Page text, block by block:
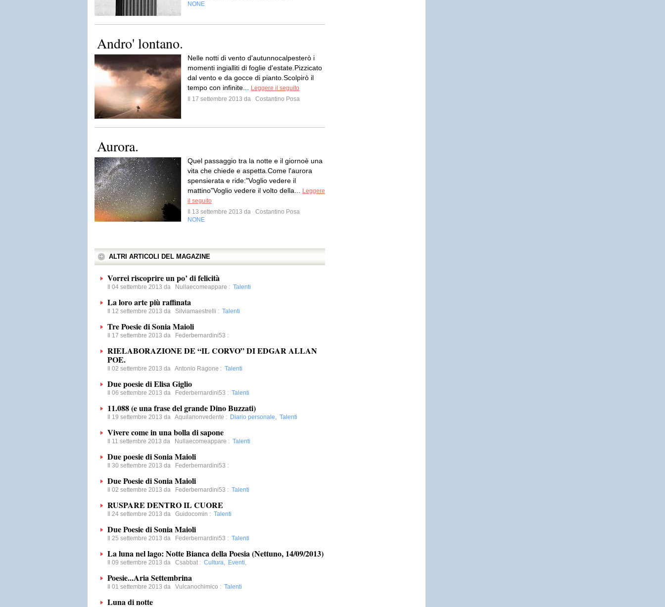
NONE
Andro' lontano.
Nelle notti di vento d'autunnocalpesterò i
momenti ingialliti di foglie d'estate.Pizzicato
dal vento e da gocce di pianto.Scolpirò il
tempo con infinite...
Leggere il seguito
Il 17 settembre 2013 da
Costantino Posa
Aurora.
Quel passaggio tra la notte e il giornoè una
vita che chiede e aspetta.Come l'aurora
spensierata e ride:"Voglio vedere il
mattino"Voglio vedere il volto della...
Leggere
il seguito
Il 13 settembre 2013 da
Costantino Posa
NONE
ALTRI ARTICOLI DEL MAGAZINE
Vorrei riscoprire un po’ di felicità
Il 04 settembre 2013 da Nullaecomeappare : Talenti
La loro arte più raffinata
Il 12 settembre 2013 da Silviamaestrelli : Talenti
Tre Poesie di Sonia Maioli
Il 17 settembre 2013 da Federbernardini53 :
RIELABORAZIONE DE “IL CORVO” DI EDGAR ALLAN
POE.
Il 02 settembre 2013 da Antonio Ragone : Talenti
Due poesie di Elisa Giglio
Il 06 settembre 2013 da Federbernardini53 : Talenti
11.088 (e una frase del grande Dino Buzzati)
Il 19 settembre 2013 da Aquilanonvedente : Diario personale, Talenti
Vivere come in una bolla di sapone
Il 11 settembre 2013 da Nullaecomeappare : Talenti
Due poesie di Sonia Maioli
Il 30 settembre 2013 da Federbernardini53 :
Due Poesie di Sonia Maioli
Il 02 settembre 2013 da Federbernardini53 : Talenti
RUSPARE DENTRO IL CUORE
Il 24 settembre 2013 da Guidocomin : Talenti
Due Poesie di Sonia Maioli
Il 25 settembre 2013 da Federbernardini53 : Talenti
La luna nel lago: Notte Bianca della Poesia (Nettuno, 14/09/2013)
Il 09 settembre 2013 da Csabbat : Cultura, Eventi,
Poesie...Aria Settembrina
Il 01 settembre 2013 da Vulcanochimico : Talenti
Luna di notte